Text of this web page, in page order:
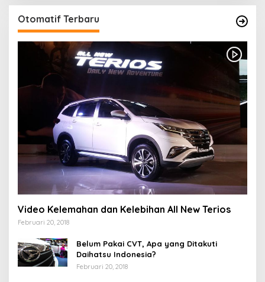
Otomatif Terbaru
Video Kelemahan dan Kelebihan All New Terios
Februari 20, 2018
Belum Pakai CVT, Apa yang Ditakuti
Daihatsu Indonesia?
Februari 20, 2018